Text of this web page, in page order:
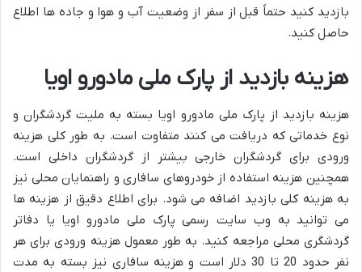
بازدید کنید حتماً قبل از سفر از وضعیت آب و هوا و جاده ها اطلاع
حاصل کنید.
هزینه بازدید از پارک ملی مادورو اویا
هزینه بازدید از پارک ملی مادورو اویا بسته به ملیت گردشگران و
نوع خدماتی که دریافت می کنند متفاوت است. به طور کلی هزینه
ورودی برای گردشگران خارجی بیشتر از گردشگران داخلی است.
همچنین هزینه استفاده از خودروهای سافاری و راهنمایان محلی نیز
به هزینه کلی بازدید اضافه می شود. برای اطلاع دقیق از هزینه ها
می توانید به وب سایت رسمی پارک ملی مادورو اویا یا دفاتر
گردشگری محلی مراجعه کنید. به طور معمول هزینه ورودی برای هر
نفر حدود 20 تا 30 دلار است و هزینه سافاری نیز بسته به مدت